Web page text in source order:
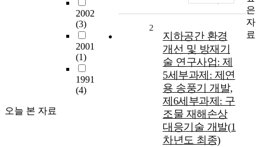
2002
(3)
2001
(1)
1991
(4)
오늘 본 자료
2
지하공간 환경
개선 및 방재기
술 연구사업: 제
5세부과제: 제연
용 송풍기 개발,
제6세부과제: 구
조물 재해손상
대응기술 개발(1
차년도 최종)
은
자
료